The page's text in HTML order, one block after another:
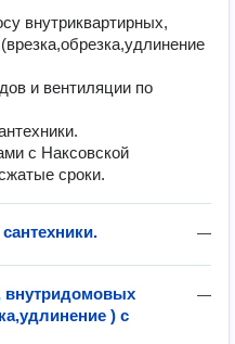
внутриквартирных,
и вентиляции по
с Наксовской
сроки.
—
—
внутридомовых
) с